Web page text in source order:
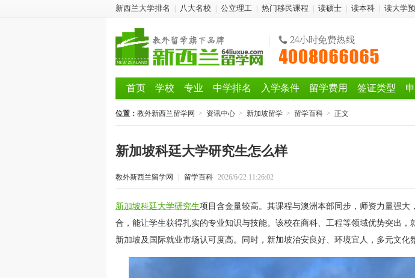
新西兰大学排名 八大名校 公立理工 热门移民课程 读硕士 读本科 读大学
首页 学校 专业 中学排名 入学条件 留学费用 签证类型
位置： 教外新西兰留学网 > 资讯中心 > 新加坡留学 > 留学百科 > 正文
新加坡科廷大学研究生怎么样
教外新西兰留学网 留学百科 2026/6/22 11:26:02
新加坡科廷大学研究生项目含金量较高。其课程与澳洲本部同步，师资力量强大
合，能让学生获得扎实的专业知识与技能。该校在商科、工程等领域优势突出，
新加坡及国际就业市场认可度高。同时，新加坡治安良好、环境宜人，多元文化